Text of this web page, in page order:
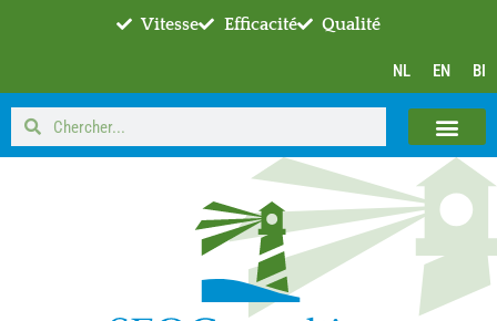
Vitesse Efficacité Qualité
NL EN BI